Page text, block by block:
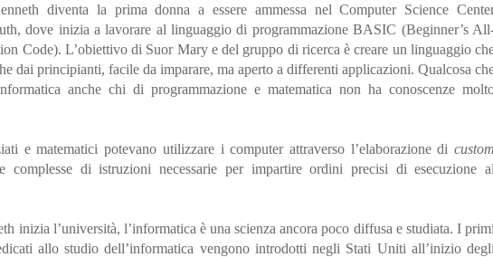
diventa la prima donna a essere ammessa nel Computer Science
dove inizia a lavorare al linguaggio di programmazione BASIC (Beginner’s
Code). L’obiettivo di Suor Mary e del gruppo di ricerca è creare un linguaggio
dai principianti, facile da imparare, ma aperto a differenti applicazioni. Qualcosa
anche chi di programmazione e matematica non ha conoscenze
e matematici potevano utilizzare i computer attraverso l’elaborazione di custom
complesse di istruzioni necessarie per impartire ordini precisi di esecuzione al
inizia l’università, l’informatica è una scienza ancora poco diffusa e studiata. I primi
allo studio dell’informatica vengono introdotti negli Stati Uniti all’inizio degli